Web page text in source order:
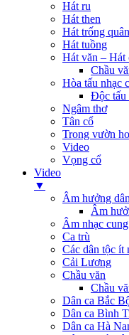
Hát ru
Hát then
Hát trống quân
Hát tuồng
Hát văn – Hát
Chầu
Hòa tấu nhạc
Độc tấu
Ngâm thơ
Tân cổ
Trong vườn
Video
Vọng cổ
Video
▼
Âm hưởng
Âm
Âm nhạc
Ca trù
Các dân tộc ít
Cải Lương
Chầu văn
Chầu
Dân ca Bắc
Dân ca Bình
Dân ca Hà